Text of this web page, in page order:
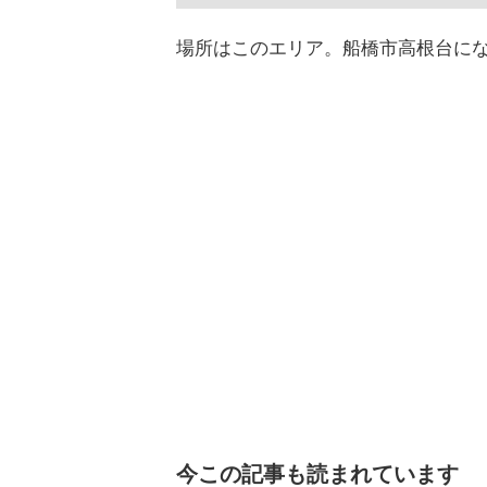
場所はこのエリア。船橋市高根台にな
今この記事も読まれています